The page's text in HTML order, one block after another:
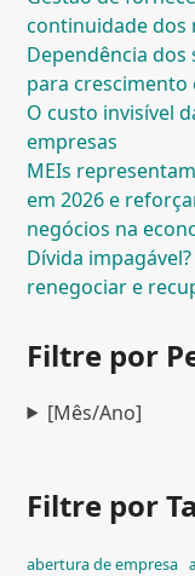
continuidade dos
Dependência dos
para crescimento
O custo invisível
empresas
MEIs
em 2026 e
negócios na
Dívida
renegociar e
Filtre por
[Mês/Ano]
Filtre por
abertura de empresa